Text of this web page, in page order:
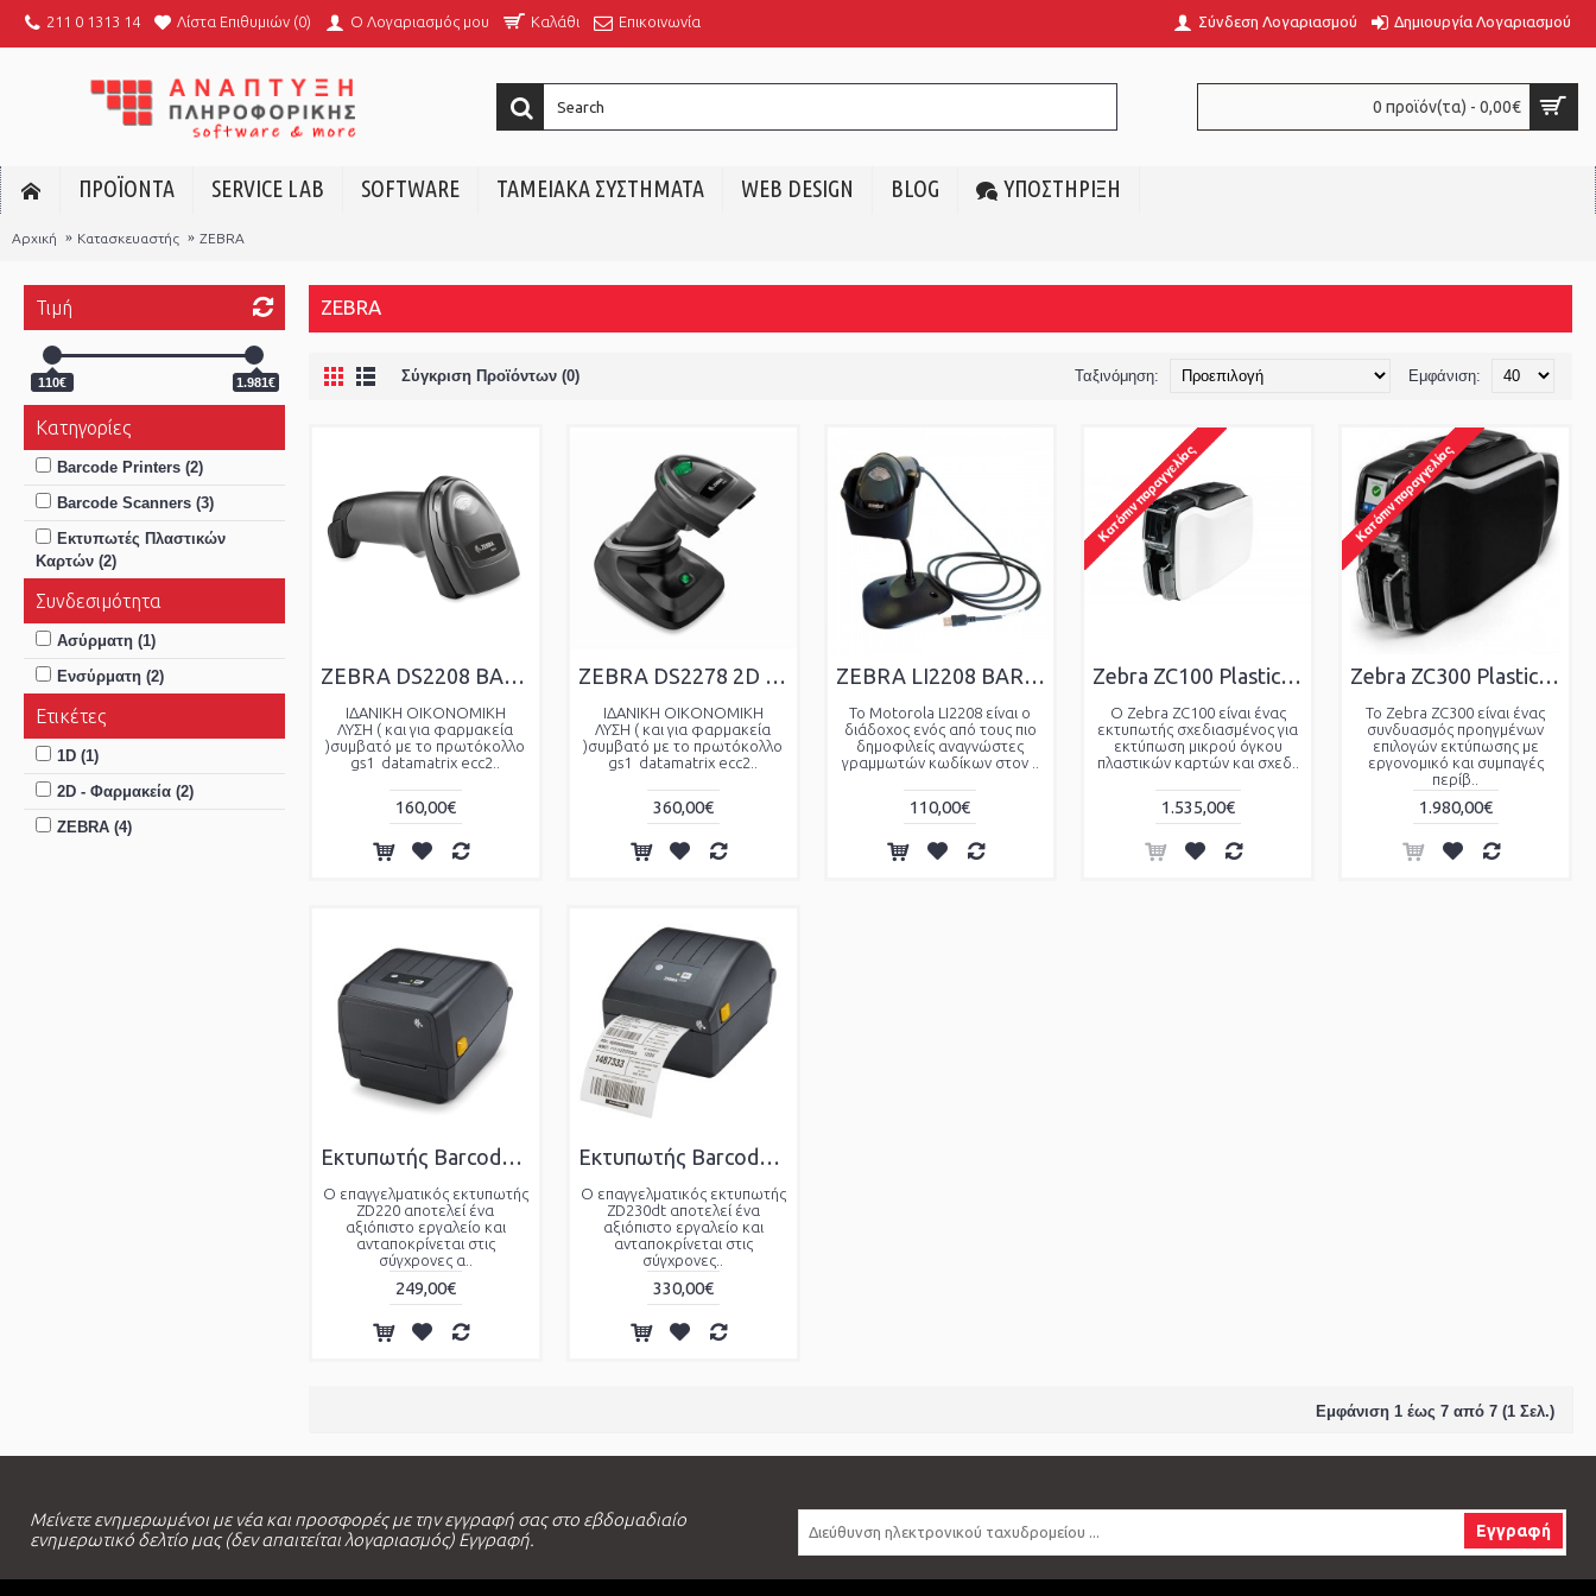
211 0 1313 14 Λίστα Επιθυμιών (0) O Λογαριασμός μου Καλάθι Επικοινωνία Σύνδεση Λογαριασμού Δημιουργία Λογαριασμού
0 προϊόν(τα) - 0,00€
ΠΡΟΪΟΝΤΑ SERVICE LAB SOFTWARE ΤΑΜΕΙΑΚΑ ΣΥΣΤΗΜΑΤΑ WEB DESIGN BLOG ΥΠΟΣΤΗΡΙΞΗ
Αρχική Κατασκευαστής ZEBRA
Τιμή
110€ 1.981€
Κατηγορίες
Barcode Printers (2)
Barcode Scanners (3)
Εκτυπωτές Πλαστικών
Καρτών (2)
Συνδεσιμότητα
Aσύρματη (1)
Ενσύρματη (2)
Ετικέτες
1D (1)
2D - Φαρμακεία (2)
ZEBRA (4)
ZEBRA
Σύγκριση Προϊόντων (0) Εμφάνιση:
Ταξινόμηση:
ZEBRA DS2208 BARCODE SCANNER
ΙΔΑΝΙΚΗ ΟΙΚΟΝΟΜΙΚΗ
ΛΥΣΗ ( και για φαρμακεία
)συμβατό με το πρωτόκολλο
gs1 datamatrix ecc2..
160,00€
ZEBRA DS2278 2D BT SCANNER BARCODE SCANNER
ΙΔΑΝΙΚΗ ΟΙΚΟΝΟΜΙΚΗ
ΛΥΣΗ ( και για φαρμακεία
)συμβατό με το πρωτόκολλο
gs1 datamatrix ecc2..
360,00€
ZEBRA LI2208 BARCODE SCANNER
Το Motorola LI2208 είναι ο
διάδοχος ενός από τους πιο
δημοφιλείς αναγνώστες
γραμμωτών κωδίκων στον ..
110,00€
Zebra ZC100 Plastic Card Prnter
Ο Zebra ZC100 είναι ένας
εκτυπωτής σχεδιασμένος για
εκτύπωση μικρού όγκου
πλαστικών καρτών και σχεδ..
1.535,00€
Zebra ZC300 Plastic Card Prnter
Το Zebra ZC300 είναι ένας
συνδυασμός προηγμένων
επιλογών εκτύπωσης με
εργονομικό και συμπαγές
περίβ..
1.980,00€
Εκτυπωτής Barcode Zebra ZD-220T θερμικής μεταφοράς.
Ο επαγγελματικός εκτυπωτής
ZD220 αποτελεί ένα
αξιόπιστο εργαλείο και
ανταποκρίνεται στις
σύγχρονες α..
249,00€
Εκτυπωτής Barcode Zebra ZD-230DT Ethernet/USB θερμικής μεταφοράς.
Ο επαγγελματικός εκτυπωτής
ZD230dt αποτελεί ένα
αξιόπιστο εργαλείο και
ανταποκρίνεται στις
σύγχρονες..
330,00€
Εμφάνιση 1 έως 7 από 7 (1 Σελ.)
Μείνετε ενημερωμένοι με νέα και προσφορές με την εγγραφή σας στο εβδομαδιαίο
ενημερωτικό δελτίο μας (δεν απαιτείται λογαριασμός) Εγγραφή.
Εγγραφή